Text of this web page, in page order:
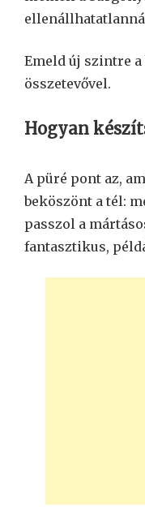
Emeld új szintre
összetevővel.
Hogyan
A püré pont az,
beköszönt a tél:
passzol a
fantasztikus,